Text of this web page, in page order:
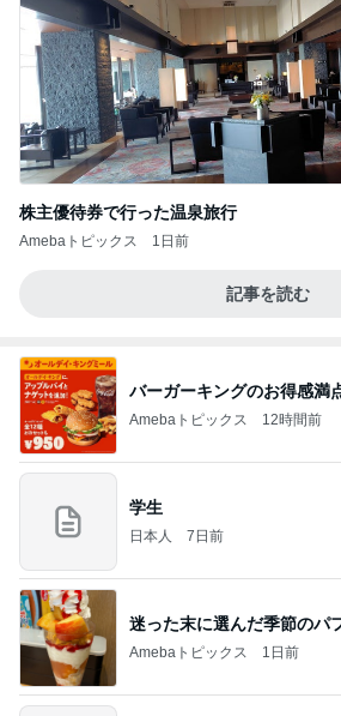
株主優待券で行った温泉旅行
Amebaトピックス 1日前
記事を読む
バーガーキングのお得感満
Amebaトピックス 12時間前
学生
日本人 7日前
迷った末に選んだ季節のパ
Amebaトピックス 1日前